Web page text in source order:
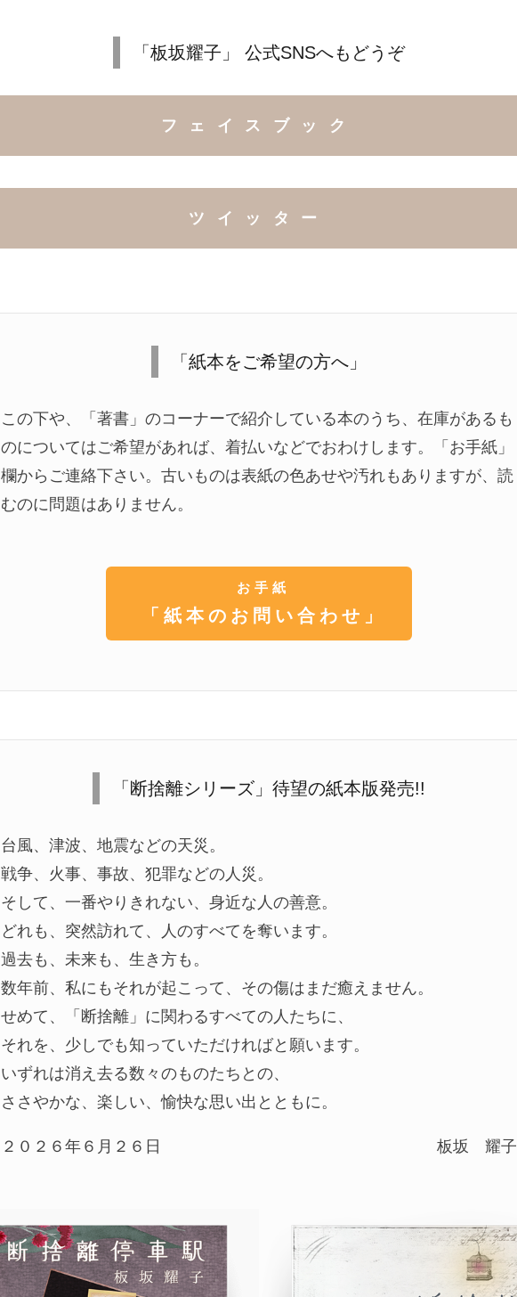
「板坂耀子」 公式SNSへもどうぞ
フェイスブック
ツイッター
「紙本をご希望の方へ」
この下や、「著書」のコーナーで紹介している本のうち、在庫があるも
のについてはご希望があれば、着払いなどでおわけします。「お手紙」
欄からご連絡下さい。古いものは表紙の色あせや汚れもありますが、読
むのに問題はありません。
お手紙
「紙本のお問い合わせ」
「断捨離シリーズ」待望の紙本版発売!!
台風、津波、地震などの天災。
戦争、火事、事故、犯罪などの人災。
そして、一番やりきれない、身近な人の善意。
どれも、突然訪れて、人のすべてを奪います。
過去も、未来も、生き方も。
数年前、私にもそれが起こって、その傷はまだ癒えません。
せめて、「断捨離」に関わるすべての人たちに、
それを、少しでも知っていただければと願います。
いずれは消え去る数々のものたちとの、
ささやかな、楽しい、愉快な思い出とともに。
２０２６年６月２６日 板坂 耀子